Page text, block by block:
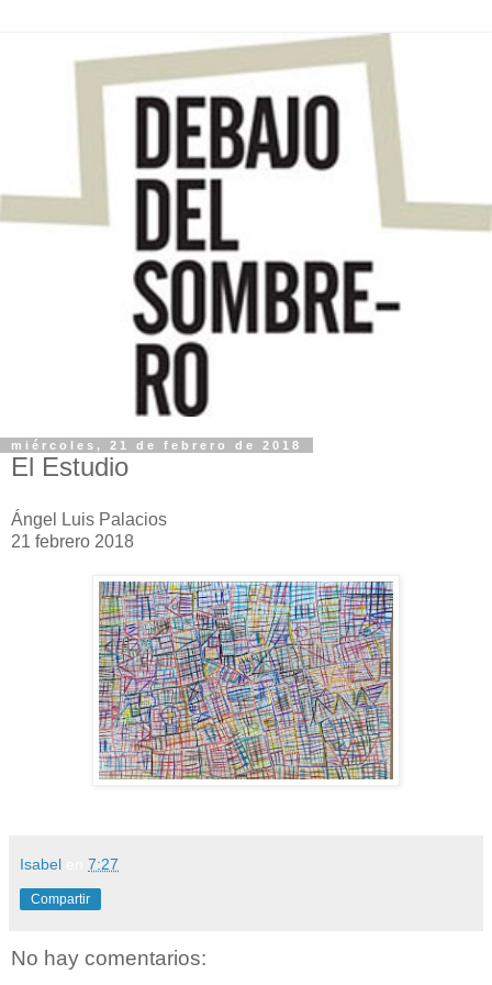
miércoles, 21 de febrero de 2018
El Estudio
Ángel Luis Palacios
21 febrero 2018
Isabel 7:27
Compartir
No hay comentarios: